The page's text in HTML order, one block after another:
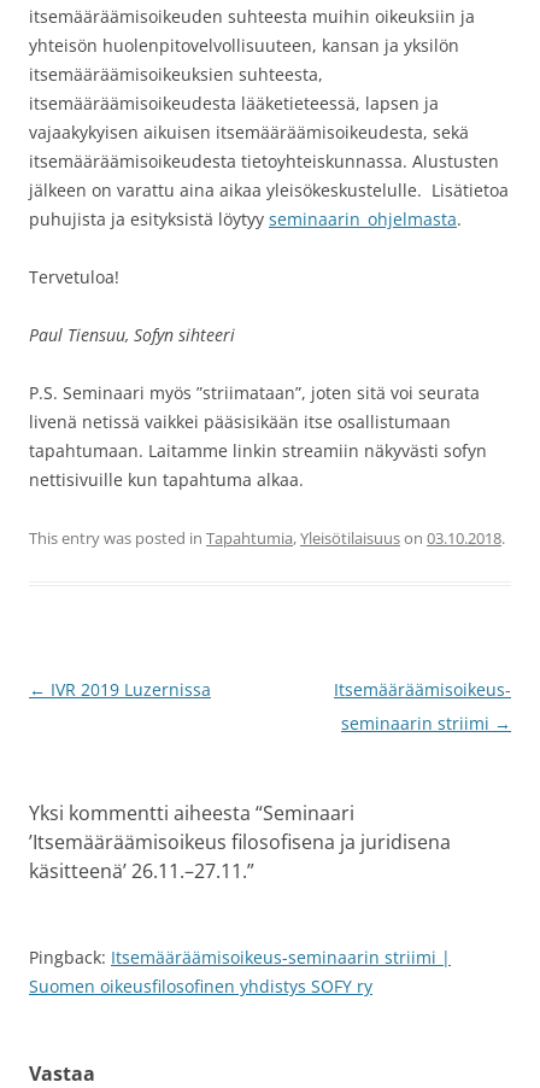
itsemääräämisoikeuden suhteesta muihin oikeuksiin ja
yhteisön huolenpitovelvollisuuteen, kansan ja yksilön
itsemääräämisoikeuksien suhteesta,
itsemääräämisoikeudesta lääketieteessä, lapsen ja
vajaakykyisen aikuisen itsemääräämisoikeudesta, sekä
itsemääräämisoikeudesta tietoyhteiskunnassa. Alustusten
jälkeen on varattu aina aikaa yleisökeskustelulle. Lisätietoa
puhujista ja esityksistä löytyy seminaarin_ohjelmasta.
Tervetuloa!
Paul Tiensuu, Sofyn sihteeri
P.S. Seminaari myös ”striimataan”, joten sitä voi seurata
livenä netissä vaikkei pääsisikään itse osallistumaan
tapahtumaan. Laitamme linkin streamiin näkyvästi sofyn
nettisivuille kun tapahtuma alkaa.
This entry was posted in Tapahtumia,Yleisötilaisuuson 03.10.2018.
Post
← IVR 2019 Luzernissa
Itsemääräämisoikeus-
seminaarin striimi →
Yksi kommentti aiheesta “Seminaari
’Itsemääräämisoikeus filosofisena ja juridisena
käsitteenä’ 26.11.–27.11.”
Pingback: Itsemääräämisoikeus-seminaarin striimi |
Suomen oikeusfilosofinen yhdistys SOFY ry
Vastaa